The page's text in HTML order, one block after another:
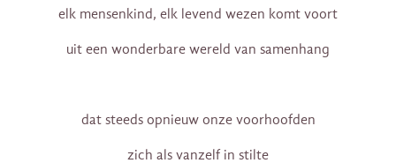
elk mensenkind, elk levend wezen komt voort
uit een wonderbare wereld van samenhang
dat steeds opnieuw onze voorhoofden
zich als vanzelf in stilte